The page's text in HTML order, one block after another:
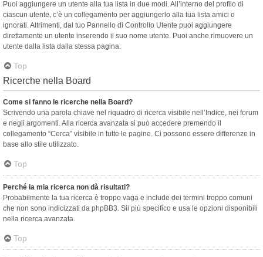
Puoi aggiungere un utente alla tua lista in due modi. All’interno del profilo di
ciascun utente, c’è un collegamento per aggiungerlo alla tua lista amici o
ignorati. Altrimenti, dal tuo Pannello di Controllo Utente puoi aggiungere
direttamente un utente inserendo il suo nome utente. Puoi anche rimuovere un
utente dalla lista dalla stessa pagina.
Top
Ricerche nella Board
Come si fanno le ricerche nella Board?
Scrivendo una parola chiave nel riquadro di ricerca visibile nell’Indice, nei forum
e negli argomenti. Alla ricerca avanzata si può accedere premendo il
collegamento “Cerca” visibile in tutte le pagine. Ci possono essere differenze in
base allo stile utilizzato.
Top
Perché la mia ricerca non dà risultati?
Probabilmente la tua ricerca è troppo vaga e include dei termini troppo comuni
che non sono indicizzati da phpBB3. Sii più specifico e usa le opzioni disponibili
nella ricerca avanzata.
Top